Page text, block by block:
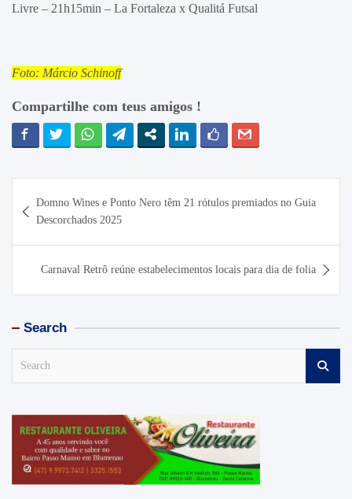
Livre – 21h15min – La Fortaleza x Qualitá Futsal
Foto: Márcio Schinoff
Compartilhe com teus amigos !
de
Post
Domno Wines e Ponto Nero têm 21 rótulos premiados no Guia
Descorchados 2025
Carnaval Retrô reúne estabelecimentos locais para dia de folia
Search